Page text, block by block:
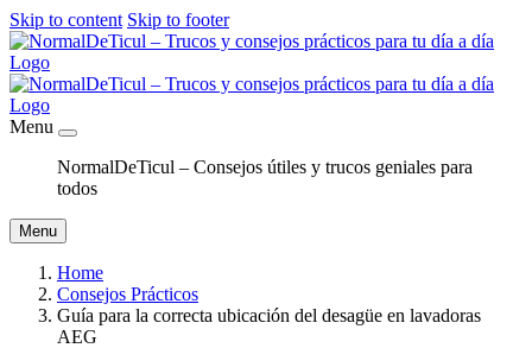
Skip to content Skip to footer
Menu
NormalDeTicul – Consejos útiles y trucos geniales para
todos
Menu
Home
Consejos Prácticos
Guía para la correcta ubicación del desagüe en lavadoras
AEG